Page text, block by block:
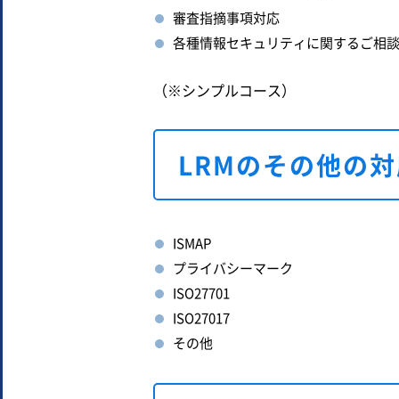
審査指摘事項対応
各種情報セキュリティに関するご相談
（※シンプルコース）
LRMのその他の
ISMAP
プライバシーマーク
ISO27701
ISO27017
その他